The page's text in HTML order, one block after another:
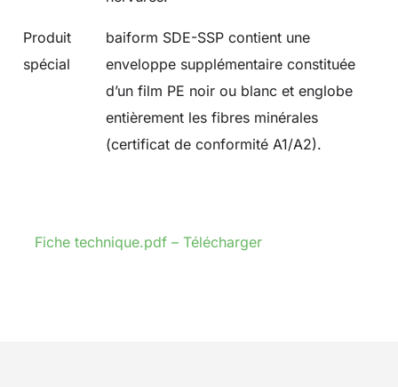
Produit
spécial
baiform SDE-SSP contient une
enveloppe supplémentaire constituée
d’un film PE noir ou blanc et englobe
entièrement les fibres minérales
(certificat de conformité A1/A2).
Fiche technique.pdf – Télécharger